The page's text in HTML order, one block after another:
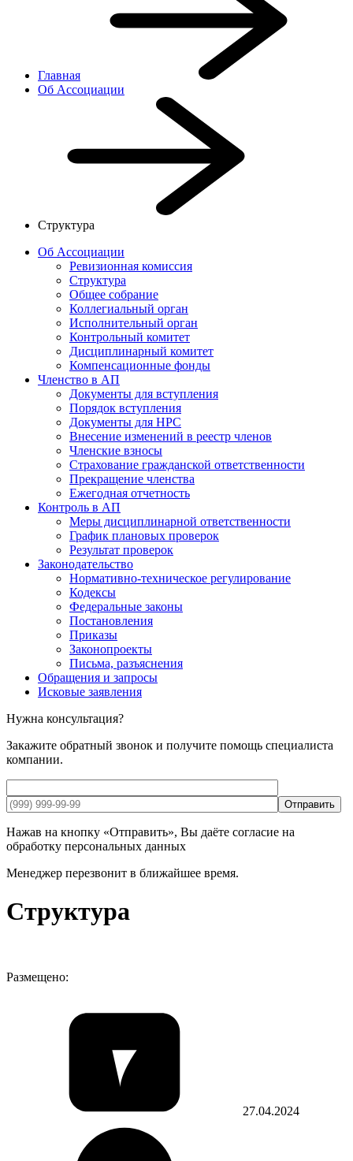
Главная
Об Ассоциации
Структура
Об Ассоциации
Ревизионная комиссия
Структура
Общее собрание
Коллегиальный орган
Исполнительный орган
Контрольный комитет
Дисциплинарный комитет
Компенсационные фонды
Членство в АП
Документы для вступления
Порядок вступления
Документы для НРС
Внесение изменений в реестр членов
Членские взносы
Страхование гражданской ответственности
Прекращение членства
Ежегодная отчетность
Контроль в АП
Меры дисциплинарной ответственности
График плановых проверок
Результат проверок
Законодательство
Нормативно-техническое регулирование
Кодексы
Федеральные законы
Постановления
Приказы
Законопроекты
Письма, разъяснения
Обращения и запросы
Исковые заявления
Нужна консультация?
Закажите обратный звонок и получите помощь специалиста
компании.
Отправить
Нажав на кнопку «Отправить», Вы даёте согласие на
обработку персональных данных
Менеджер перезвонит в ближайшее время.
Структура
Размещено:
27.04.2024